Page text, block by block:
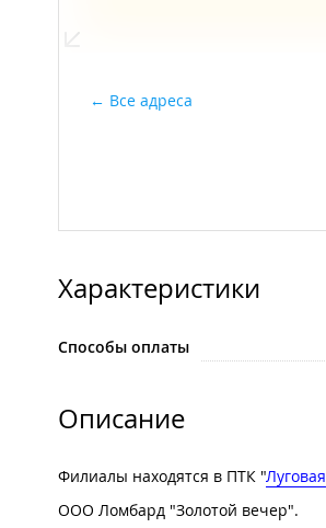
Все адреса
Характеристики
Способы оплаты
Описание
Филиалы находятся в ПТК "Луговая
ООО Ломбард "Золотой вечер".